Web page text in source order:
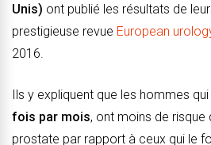
Unis) ont publié les résultats de
prestigieuse revue European
2016.
Ils y expliquent que les hommes qui
fois par mois, ont moins de risque
prostate par rapport à ceux qui le